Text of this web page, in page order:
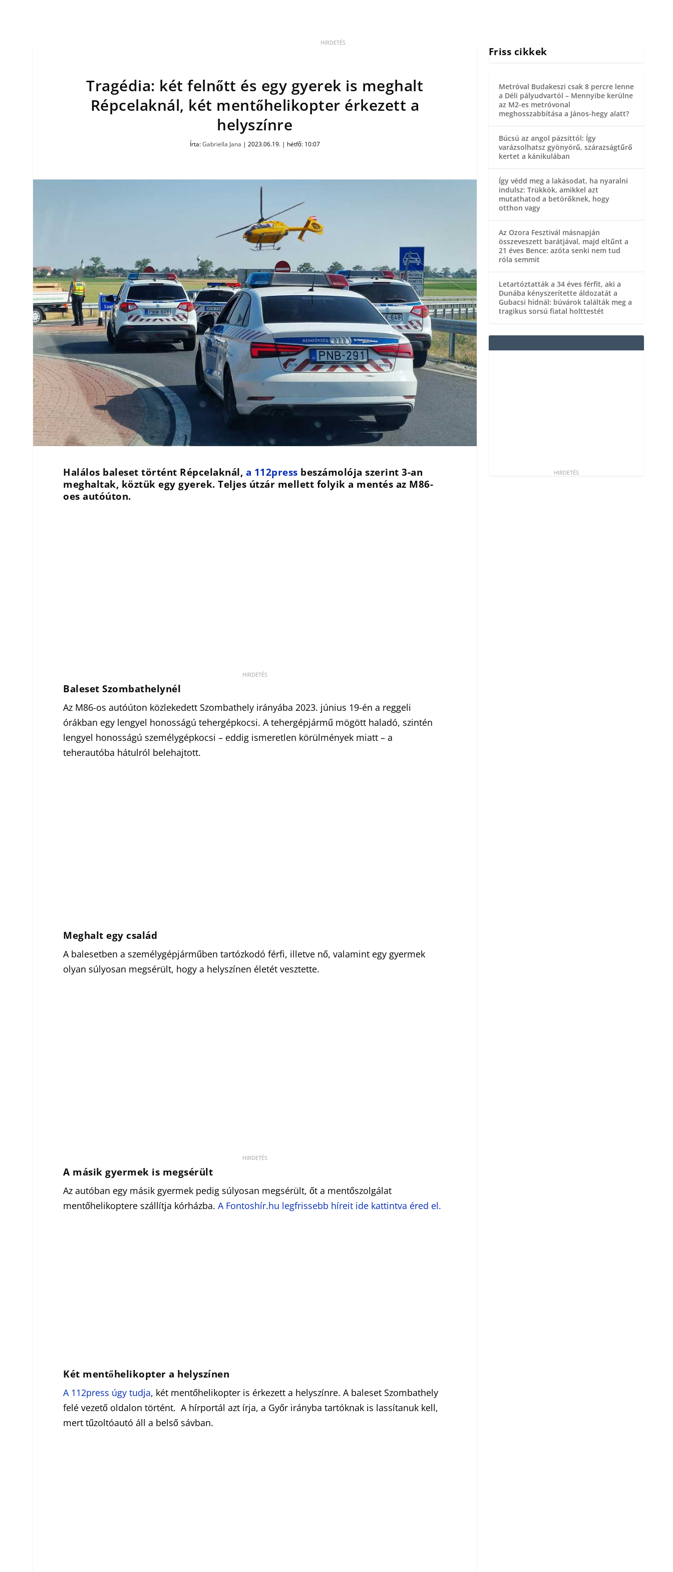
Tragédia: két felnőtt és egy gyerek is meghalt
Répcelaknál, két mentőhelikopter érkezett a
helyszínre
Írta:Gabriella Jana | 2023.06.19. | hétfő: 10:07
Halálos baleset történt Répcelaknál, a 112press beszámolója szerint 3-an
meghaltak, köztük egy gyerek. Teljes útzár mellett folyik a mentés az M86-
oes autóúton.
Baleset Szombathelynél
Az M86-os autóúton közlekedett Szombathely irányába 2023. június 19-én a reggeli
órákban egy lengyel honosságú tehergépkocsi. A tehergépjármű mögött haladó, szintén
lengyel honosságú személygépkocsi – eddig ismeretlen körülmények miatt – a
teherautóba hátulról belehajtott.
Meghalt egy család
A balesetben a személygépjárműben tartózkodó férfi, illetve nő, valamint egy gyermek
olyan súlyosan megsérült, hogy a helyszínen életét vesztette.
A másik gyermek is megsérült
Az autóban egy másik gyermek pedig súlyosan megsérült, őt a mentőszolgálat
mentőhelikoptere szállítja kórházba.A Fontoshír.hu legfrissebb híreit ide kattintva éred el.
Két mentőhelikopter a helyszínen
A 112press úgy tudja, két mentőhelikopter is érkezett a helyszínre. A baleset Szombathely
felé vezető oldalon történt. A hírportál azt írja, a Győr irányba tartóknak is lassítanuk kell,
mert tűzoltóautó áll a belső sávban.
Friss cikkek
Metróval Budakeszi csak 8 percre lenne
a Déli pályudvartól – Mennyibe kerülne
az M2-es metróvonal
meghosszabbítása a János-hegy alatt?
Búcsú az angol pázsittól: Így
varázsolhatsz gyönyörű, szárazságtűrő
kertet a kánikulában
Így védd meg a lakásodat, ha nyaralni
indulsz: Trükkök, amikkel azt
mutathatod a betörőknek, hogy
otthon vagy
Az Ozora Fesztivál másnapján
összeveszett barátjával, majd eltűnt a
21 éves Bence: azóta senki nem tud
róla semmit
Letartóztatták a 34 éves férfit, aki a
Dunába kényszerítette áldozatát a
Gubacsi hídnál: búvárok találták meg a
tragikus sorsú fiatal holttestét